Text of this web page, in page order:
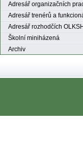
Adresář organizačních
Adresář trenérů a
Adresář rozhodčích OLKSH
Školní miniházená
Archiv